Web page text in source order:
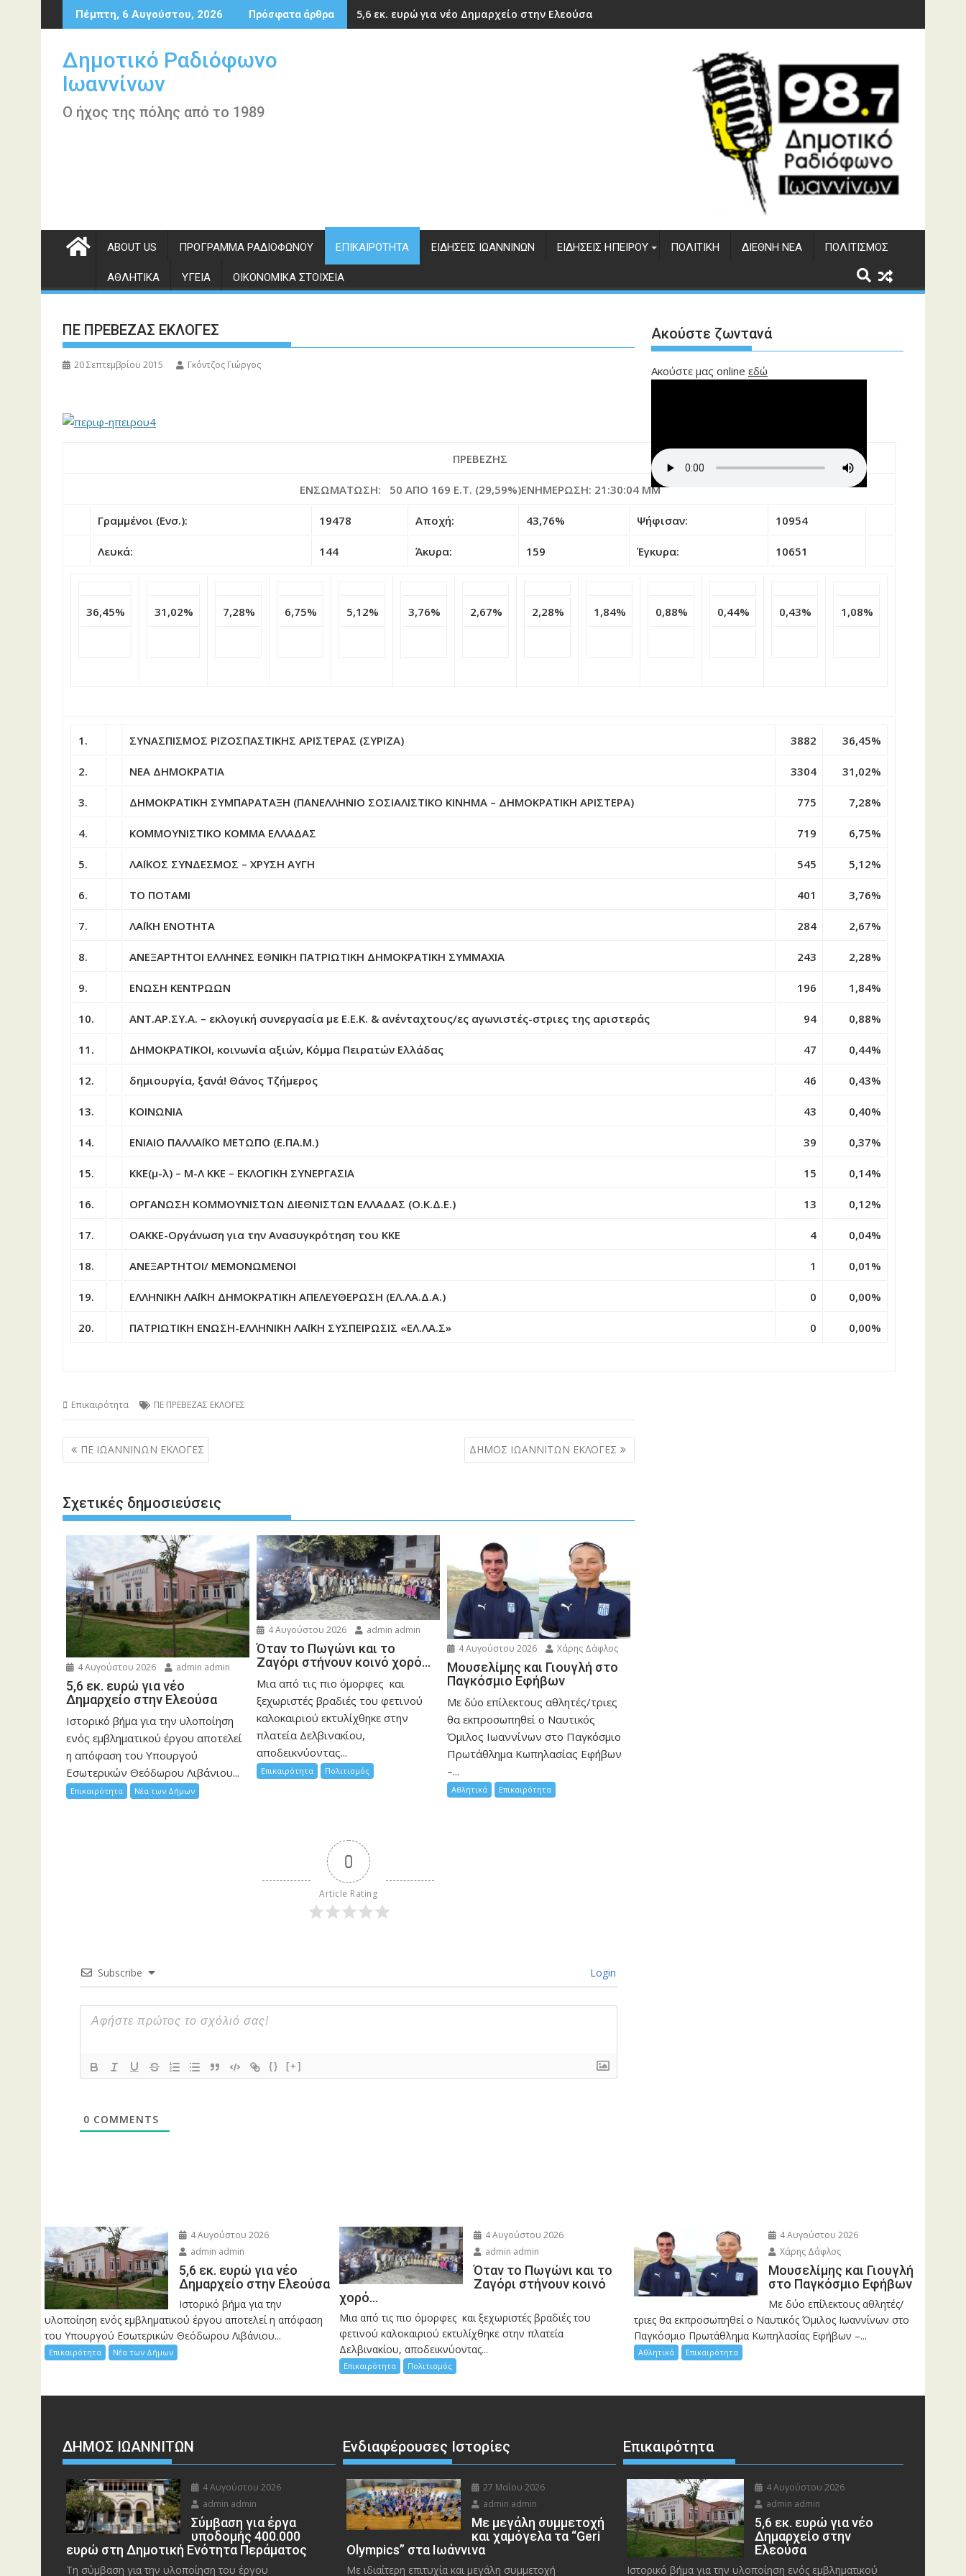
Περάστε
στο
Πέμπτη, 6 Αυγούστου, 2026 Πρόσφατα άρθρα 5,6 εκ. ευρώ για νέο Δημαρχείο στην Ελεούσα
Δημοτικό Ραδιόφωνο
Ιωαννίνων
Ο ήχος της πόλης από το 1989
ABOUT US ΠΡΌΓΡΑΜΜΑ ΡΑΔΙΟΦΏΝΟΥ ΕΠΙΚΑΙΡΌΤΗΤΑ ΕΙΔΉΣΕΙΣ ΙΩΑΝΝΊΝΩΝ ΕΙΔΉΣΕΙΣ ΗΠΕΊΡΟΥ ΠΟΛΙΤΙΚΉ ΔΙΕΘΝΉ ΝΈΑ ΠΟΛΙΤΙΣΜΌΣ
ΑΘΛΗΤΙΚΆ ΥΓΕΊΑ ΟΙΚΟΝΟΜΙΚΆ ΣΤΟΙΧΕΊΑ
ΠΕ ΠΡΕΒΕΖΑΣ ΕΚΛΟΓΕΣ
20 Σεπτεμβρίου 2015 Γκόντζος Γιώργος
ΠΡΕΒΕΖΗΣ
ΕΝΣΩΜΆΤΩΣΗ: 50 ΑΠΌ 169 E.T. (29,59%)ΕΝΗΜΈΡΩΣΗ: 21:30:04 ΜΜ
Γραμμένοι (Ενσ.): 19478 Αποχή: 43,76% Ψήφισαν: 10954
Λευκά: 144 Άκυρα: 159 Έγκυρα: 10651
36,45% 31,02% 7,28% 6,75% 5,12% 3,76% 2,67% 2,28% 1,84% 0,88% 0,44% 0,43% 1,08%
1. ΣΥΝΑΣΠΙΣΜΟΣ ΡΙΖΟΣΠΑΣΤΙΚΗΣ ΑΡΙΣΤΕΡΑΣ (ΣΥΡΙΖΑ) 3882 36,45%
2. ΝΕΑ ΔΗΜΟΚΡΑΤΙΑ 3304 31,02%
3. ΔΗΜΟΚΡΑΤΙΚΗ ΣΥΜΠΑΡΑΤΑΞΗ (ΠΑΝΕΛΛΗΝΙΟ ΣΟΣΙΑΛΙΣΤΙΚΟ ΚΙΝΗΜΑ – ΔΗΜΟΚΡΑΤΙΚΗ ΑΡΙΣΤΕΡΑ) 775 7,28%
4. ΚΟΜΜΟΥΝΙΣΤΙΚΟ ΚΟΜΜΑ ΕΛΛΑΔΑΣ 719 6,75%
5. ΛΑΪΚΟΣ ΣΥΝΔΕΣΜΟΣ – ΧΡΥΣΗ ΑΥΓΗ 545 5,12%
6. ΤΟ ΠΟΤΑΜΙ 401 3,76%
7. ΛΑΪΚΗ ΕΝΟΤΗΤΑ 284 2,67%
8. ΑΝΕΞΑΡΤΗΤΟΙ ΕΛΛΗΝΕΣ ΕΘΝΙΚΗ ΠΑΤΡΙΩΤΙΚΗ ΔΗΜΟΚΡΑΤΙΚΗ ΣΥΜΜΑΧΙΑ 243 2,28%
9. ΕΝΩΣΗ ΚΕΝΤΡΩΩΝ 196 1,84%
10. ΑΝΤ.ΑΡ.ΣΥ.Α. – εκλογική συνεργασία με Ε.Ε.Κ. & ανένταχτους/ες αγωνιστές-στριες της αριστεράς 94 0,88%
11. ΔΗΜΟΚΡΑΤΙΚΟΙ, κοινωνία αξιών, Κόμμα Πειρατών Ελλάδας 47 0,44%
12. δημιουργία, ξανά! Θάνος Τζήμερος 46 0,43%
13. ΚΟΙΝΩΝΙΑ 43 0,40%
14. ΕΝΙΑΙΟ ΠΑΛΛΑΪΚΟ ΜΕΤΩΠΟ (Ε.ΠΑ.Μ.) 39 0,37%
15. ΚΚΕ(μ-λ) – Μ-Λ ΚΚΕ – ΕΚΛΟΓΙΚΗ ΣΥΝΕΡΓΑΣΙΑ 15 0,14%
16. ΟΡΓΑΝΩΣΗ ΚΟΜΜΟΥΝΙΣΤΩΝ ΔΙΕΘΝΙΣΤΩΝ ΕΛΛΑΔΑΣ (Ο.Κ.Δ.Ε.) 13 0,12%
17. ΟΑΚΚΕ-Οργάνωση για την Ανασυγκρότηση του ΚΚΕ 4 0,04%
18. ΑΝΕΞΑΡΤΗΤΟΙ/ ΜΕΜΟΝΩΜΕΝΟΙ 1 0,01%
19. ΕΛΛΗΝΙΚΗ ΛΑΪΚΗ ΔΗΜΟΚΡΑΤΙΚΗ ΑΠΕΛΕΥΘΕΡΩΣΗ (ΕΛ.ΛΑ.Δ.Α.) 0 0,00%
20. ΠΑΤΡΙΩΤΙΚΗ ΕΝΩΣΗ-ΕΛΛΗΝΙΚΗ ΛΑΪΚΗ ΣΥΣΠΕΙΡΩΣΙΣ «ΕΛ.ΛΑ.Σ» 0 0,00%
Επικαιρότητα ΠΕ ΠΡΕΒΕΖΑΣ ΕΚΛΟΓΕΣ
Πλοήγηση
άρθρων
ΠΕ ΙΩΑΝΝΙΝΩΝ ΕΚΛΟΓΕΣ ΔΗΜΟΣ ΙΩΑΝΝΙΤΩΝ ΕΚΛΟΓΕΣ
Σχετικές δημοσιεύσεις
4 Αυγούστου 2026 admin admin
5,6 εκ. ευρώ για νέο
Δημαρχείο στην Ελεούσα
Ιστορικό βήμα για την υλοποίηση
ενός εμβληματικού έργου αποτελεί
η απόφαση του Υπουργού
Εσωτερικών Θεόδωρου Λιβάνιου...
Επικαιρότητα Νέα των Δήμων
4 Αυγούστου 2026 admin admin
Όταν το Πωγώνι και το
Ζαγόρι στήνουν κοινό χορό…
Μια από τις πιο όμορφες και
ξεχωριστές βραδιές του φετινού
καλοκαιριού εκτυλίχθηκε στην
πλατεία Δελβινακίου,
αποδεικνύοντας...
Επικαιρότητα Πολιτισμός
4 Αυγούστου 2026 Χάρης Δάφλος
Μουσελίμης και Γιουγλή στο
Παγκόσμιο Εφήβων
Mε δύο επίλεκτους αθλητές/τριες
θα εκπροσωπηθεί ο Ναυτικός
Όμιλος Ιωαννίνων στο Παγκόσμιο
Πρωτάθλημα Κωπηλασίας Εφήβων
–...
Αθλητικά Επικαιρότητα
0
Article Rating
Subscribe Login
{} [+]
0 COMMENTS
Ακούστε ζωντανά
Ακούστε μας online εδώ
4 Αυγούστου 2026
admin admin
5,6 εκ. ευρώ για νέο
Δημαρχείο στην Ελεούσα
Ιστορικό βήμα για την
υλοποίηση ενός εμβληματικού έργου αποτελεί η απόφαση
του Υπουργού Εσωτερικών Θεόδωρου Λιβάνιου...
Επικαιρότητα Νέα των Δήμων
4 Αυγούστου 2026
admin admin
Όταν το Πωγώνι και το
Ζαγόρι στήνουν κοινό
χορό…
Μια από τις πιο όμορφες και ξεχωριστές βραδιές του
φετινού καλοκαιριού εκτυλίχθηκε στην πλατεία
Δελβινακίου, αποδεικνύοντας...
Επικαιρότητα Πολιτισμός
4 Αυγούστου 2026
Χάρης Δάφλος
Μουσελίμης και Γιουγλή
στο Παγκόσμιο Εφήβων
Mε δύο επίλεκτους αθλητές/
τριες θα εκπροσωπηθεί ο Ναυτικός Όμιλος Ιωαννίνων στο
Παγκόσμιο Πρωτάθλημα Κωπηλασίας Εφήβων –...
Αθλητικά Επικαιρότητα
ΔΗΜΟΣ ΙΩΑΝΝΙΤΩΝ
4 Αυγούστου 2026
admin admin
Σύμβαση για έργα
υποδομής 400.000
ευρώ στη Δημοτική Ενότητα Περάματος
Τη σύμβαση για την υλοποίηση του έργου
Ενδιαφέρουσες Ιστορίες
27 Μαΐου 2026
admin admin
Με μεγάλη συμμετοχή
και χαμόγελα τα “Geri
Olympics” στα Ιωάννινα
Με ιδιαίτερη επιτυχία και μεγάλη συμμετοχή
Επικαιρότητα
4 Αυγούστου 2026
admin admin
5,6 εκ. ευρώ για νέο
Δημαρχείο στην
Ελεούσα
Ιστορικό βήμα για την υλοποίηση ενός εμβληματικού